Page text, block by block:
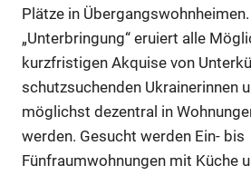
Plätze in
„Unterbringung“ eruiert alle
kurzfristigen Akquise von
schutzsuchenden Ukrainerinnen
möglichst dezentral in
werden. Gesucht werden Ein- bis
Fünfraumwohnungen mit Küche